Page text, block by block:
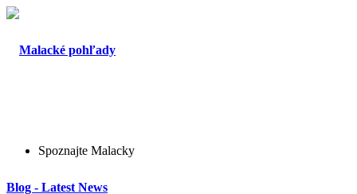
Spoznajte Malacky
Blog - Latest News